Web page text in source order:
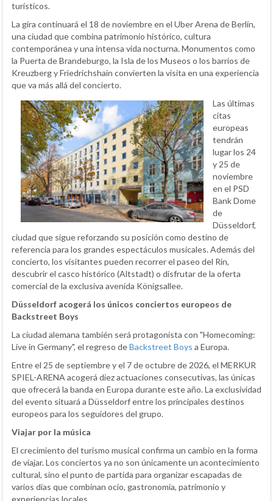
turísticos.
La gira continuará el 18 de noviembre en el Uber Arena de Berlín,
una ciudad que combina patrimonio histórico, cultura
contemporánea y una intensa vida nocturna. Monumentos como
la Puerta de Brandeburgo, la Isla de los Museos o los barrios de
Kreuzberg y Friedrichshain convierten la visita en una experiencia
que va más allá del concierto.
Las últimas
citas
europeas
tendrán
lugar los 24
y 25 de
noviembre
en el PSD
Bank Dome
de
Düsseldorf,
ciudad que sigue reforzando su posición como destino de
referencia para los grandes espectáculos musicales. Además del
concierto, los visitantes pueden recorrer el paseo del Rin,
descubrir el casco histórico (Altstadt) o disfrutar de la oferta
comercial de la exclusiva avenida Königsallee.
Düsseldorf acogerá los únicos conciertos europeos de
Backstreet Boys
La ciudad alemana también será protagonista con "Homecoming:
Live in Germany", el regreso deBackstreet Boys a Europa.
Entre el 25 de septiembre y el 7 de octubre de 2026, el MERKUR
SPIEL-ARENA acogerá diez actuaciones consecutivas, las únicas
que ofrecerá la banda en Europa durante este año. La exclusividad
del evento situará a Düsseldorf entre los principales destinos
europeos para los seguidores del grupo.
Viajar por la música
El crecimiento del turismo musical confirma un cambio en la forma
de viajar. Los conciertos ya no son únicamente un acontecimiento
cultural, sino el punto de partida para organizar escapadas de
varios días que combinan ocio, gastronomía, patrimonio y